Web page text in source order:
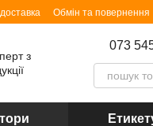
контентуОбмін та повернення
073